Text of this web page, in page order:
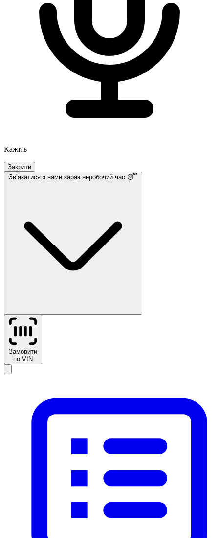
Кажіть
Закрити
Звʼязатися з нами зараз неробочий час 😴
Замовити
по VIN